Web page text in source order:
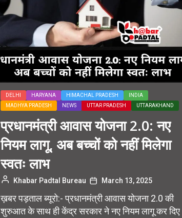
DELHI HARYANA HIMACHAL PRADESH
INDIA
MADHYA PRADESH
NEWS UTTAR PRADESH UTTARAKHAND
प्रधानमंत्री आवास योजना 2.0: नए
नियम लागू, अब बच्चों को नहीं मिलेगा
स्वतः लाभ
Khabar Padtal Bureau March 13, 2025
ख़बर पड़ताल ब्यूरो:- प्रधानमंत्री आवास योजना 2.0 की
शुरुआत के साथ ही केंद्र सरकार ने नए नियम लागू कर दिए